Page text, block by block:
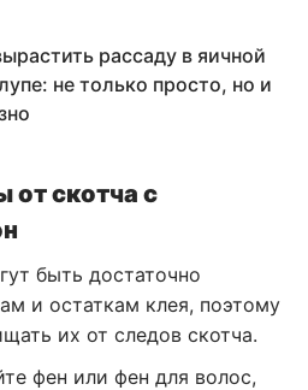
рассаду в яичной
не только просто, но и
от скотча с
быть достаточно
и остаткам клея, поэтому
их от следов скотча.
фен или фен для волос,